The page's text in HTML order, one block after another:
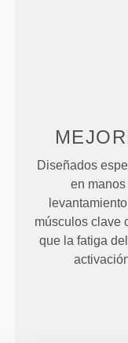
Diseñados
en
músculos clave
que la fatiga